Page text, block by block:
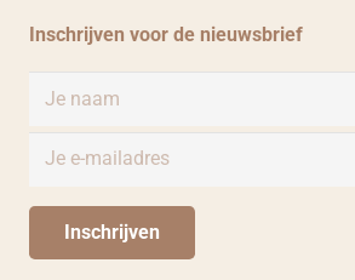
Inschrijven voor de nieuwsbrief